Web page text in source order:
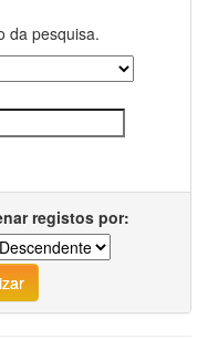
da pesquisa.
registos por: